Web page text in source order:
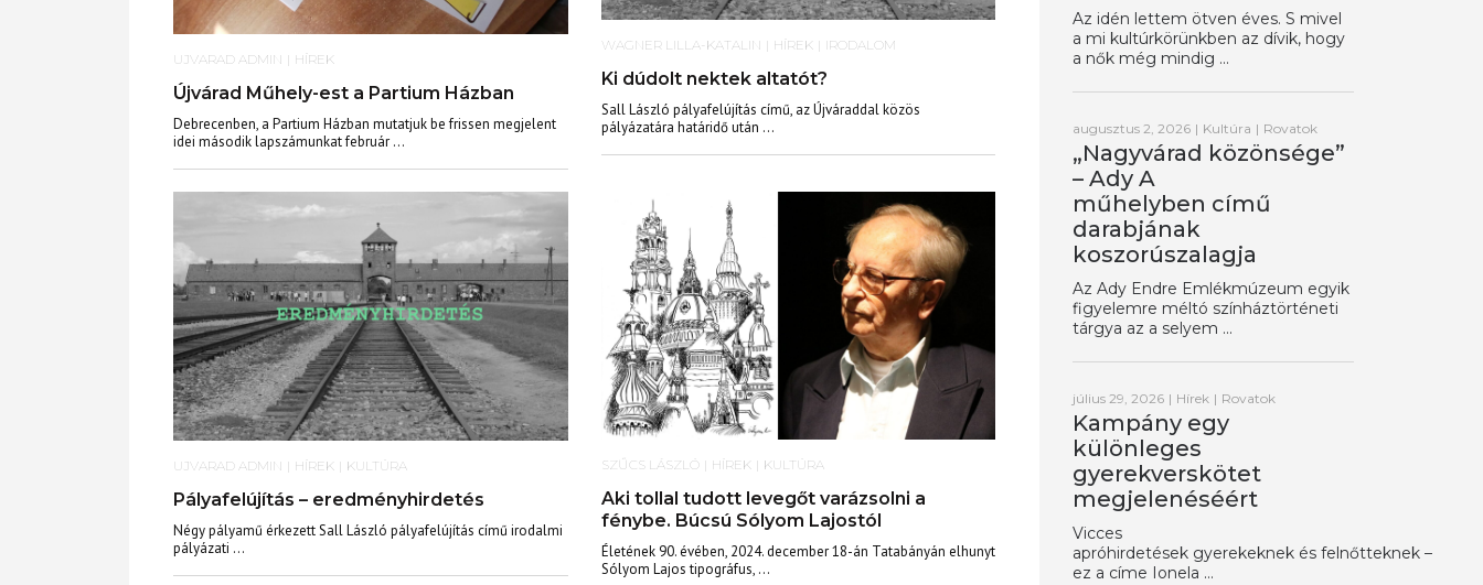
UJVARAD ADMIN | HÍREK
Újvárad Műhely-est a Partium Házban
Debrecenben, a Partium Házban mutatjuk be frissen megjelent
idei második lapszámunkat február ...
WAGNER LILLA-KATALIN | HÍREK | IRODALOM
Ki dúdolt nektek altatót?
Sall László pályafelújítás című, az Újváraddal közös
pályázatára határidő után ...
UJVARAD ADMIN | HÍREK | KULTÚRA
Pályafelújítás – eredményhirdetés
Négy pályamű érkezett Sall László pályafelújítás című irodalmi
pályázati ...
SZŰCS LÁSZLÓ | HÍREK | KULTÚRA
Aki tollal tudott levegőt varázsolni a
fénybe. Búcsú Sólyom Lajostól
Életének 90. évében, 2024. december 18-án Tatabányán elhunyt
Sólyom Lajos tipográfus, ...
Az idén lettem ötven éves. S mivel
a mi kultúrkörünkben az dívik, hogy
a nők még mindig ...
augusztus 2, 2026 | Kultúra | Rovatok
„Nagyvárad közönsége”
– Ady A
műhelyben című
darabjának
koszorúszalagja
Az Ady Endre Emlékmúzeum egyik
figyelemre méltó színháztörténeti
tárgya az a selyem ...
július 29, 2026 | Hírek | Rovatok
Kampány egy
különleges
gyerekverskötet
megjelenéséért
Vicces
apróhirdetések gyerekeknek és felnőtteknek –
ez a címe Ionela ...